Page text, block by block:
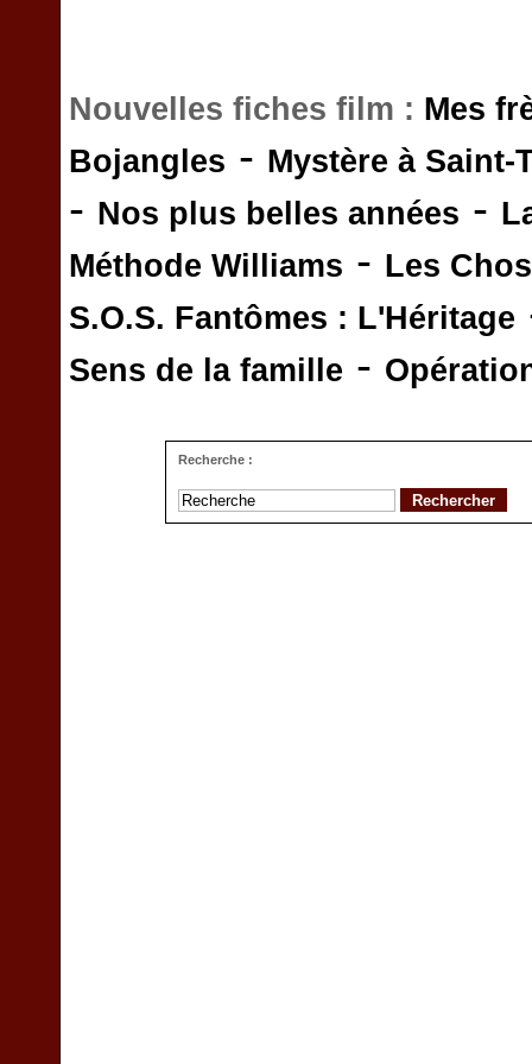
Nouvelles fiches film : Mes
Bojangles - Mystère à Saint-
- Nos plus belles années -
Méthode Williams - Les
S.O.S. Fantômes : L'Héritage
Sens de la famille -
Recherche :